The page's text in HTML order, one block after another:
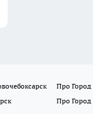
Про Город
Про